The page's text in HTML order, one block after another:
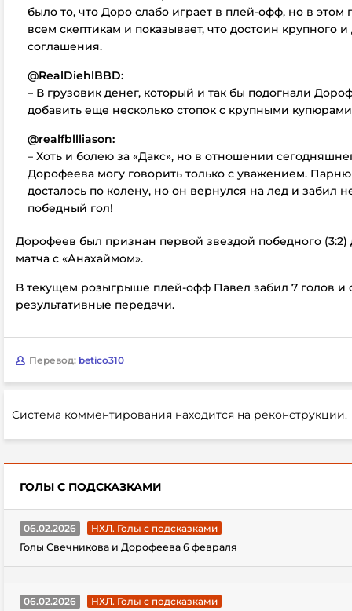
было то, что Доро слабо играет в плей-офф, но в этом
всем скептикам и показывает, что достоин крупного
соглашения.
@RealDiehlBBD:
– В грузовик денег, который и так бы подогнали
добавить еще несколько стопок с крупными
@realfbllliason:
– Хоть и болею за «Дакс», но в отношении
Дорофеева могу говорить только с уважением.
досталось по колену, но он вернулся на лед и забил
победный гол!
Дорофеев был признан первой звездой победного (3:2)
матча с «Анахаймом».
В текущем розыгрыше плей-офф Павел забил 7 голов и
результативные передачи.
Перевод: betico310
Система комментирования находится на реконструкции.
ГОЛЫ С ПОДСКАЗКАМИ
06.02.2026
НХЛ. Голы с подсказками
Голы Свечникова и Дорофеева 6 февраля
06.02.2026
НХЛ. Голы с подсказками